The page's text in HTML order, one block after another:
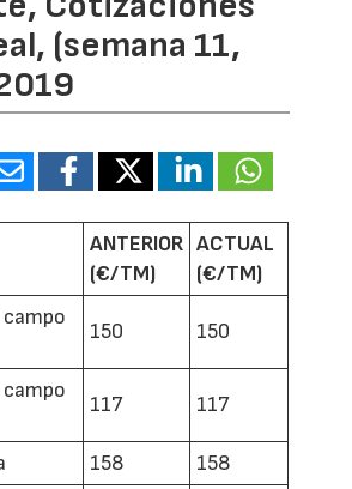
(semana 11,
ANTERIOR
(€/TM)
ACTUAL
(€/TM)
150 150
117 117
158
158